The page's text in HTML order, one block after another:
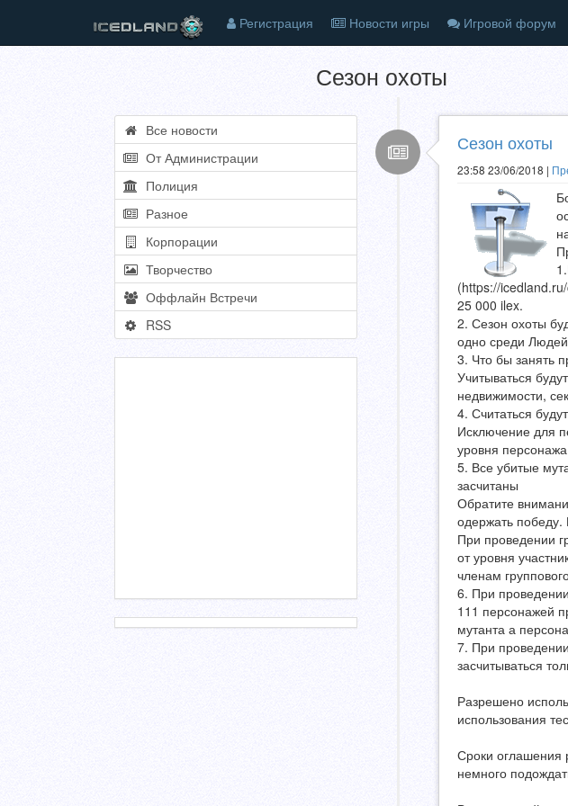
Регистрация Новости игры Игровой форум
Сезон охоты
Все новости
От Администрации
Полиция
Разное
Корпорации
Творчество
Оффлайн Встречи
RSS
Сезон охоты
23:58 23/06/2018 |
(https://
25 000 ilex.
2. Сезон охоты
одно среди
3. Что бы занять
Учитываться
недвижимости,
4. Считаться
Исключение для
уровня персонажа
5. Все убитые
засчитаны
Обратите
одержать
При проведении
от уровня
членам
6. При
111 персонажей
мутанта а
7. При
засчитываться
Разрешено
использования
Сроки оглашения
немного